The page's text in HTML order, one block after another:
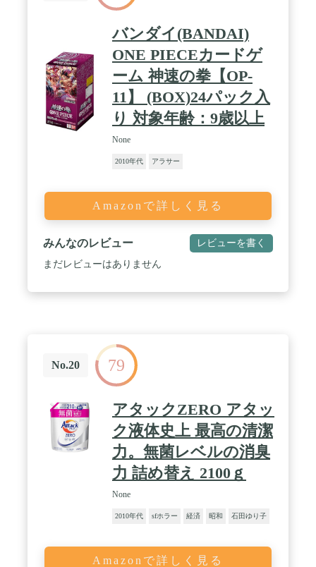
バンダイ(BANDAI)
ONE PIECEカードゲ
ーム 神速の拳【OP-
11】 (BOX)24パック入
り 対象年齢：9歳以上
None
2010年代 アラサー
Amazonで詳しく見る
みんなのレビュー レビューを書く
まだレビューはありません
No.20 79
アタックZERO アタッ
ク液体史上 最高の清潔
力。無菌レベルの消臭
力 詰め替え 2100ｇ
None
2010年代 sfホラー 経済 昭和 石田ゆり子
Amazonで詳しく見る